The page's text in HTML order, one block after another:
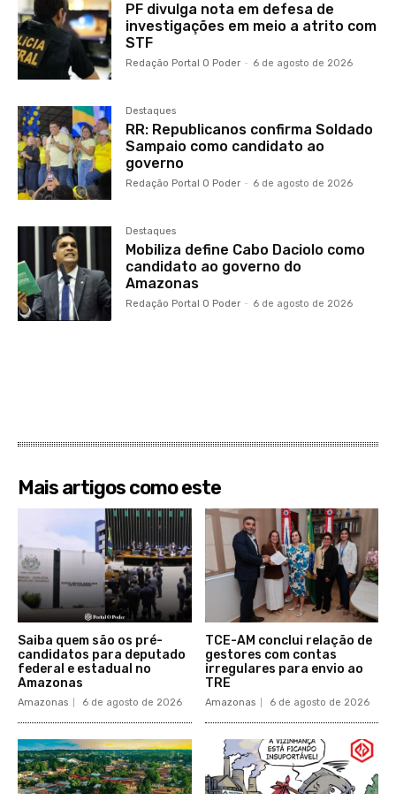
PF divulga nota em defesa de
investigações em meio a atrito com
STF
Redação Portal O Poder - 6 de agosto de 2026
Destaques
RR: Republicanos confirma Soldado
Sampaio como candidato ao
governo
Redação Portal O Poder - 6 de agosto de 2026
Destaques
Mobiliza define Cabo Daciolo como
candidato ao governo do
Amazonas
Redação Portal O Poder - 6 de agosto de 2026
Mais artigos como este
Saiba quem são os pré-
candidatos para deputado
federal e estadual no
Amazonas
Amazonas 6 de agosto de 2026
TCE-AM conclui relação de
gestores com contas
irregulares para envio ao
TRE
Amazonas 6 de agosto de 2026